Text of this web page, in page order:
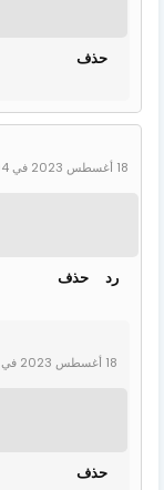
حذف
18 أغسطس 2023 في 9:04 ص
رد حذف
18 أغسطس 2023 في 9:59 م
حذف